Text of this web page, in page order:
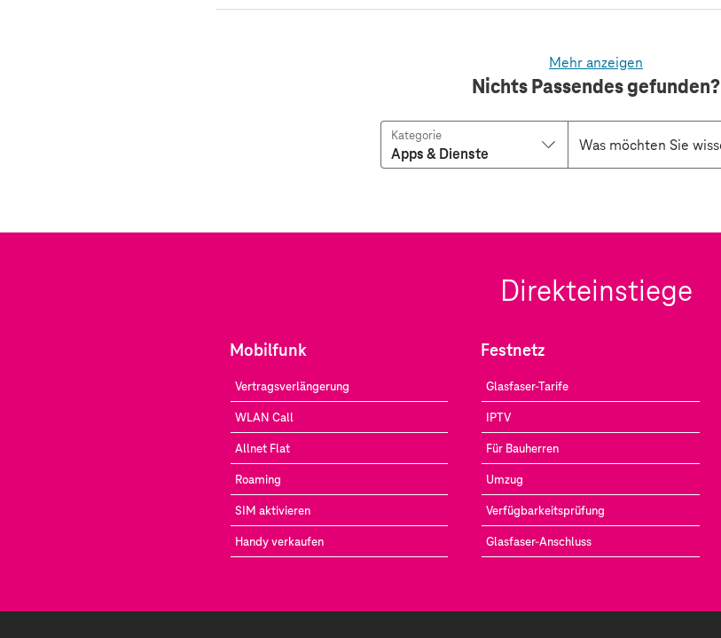
Mehr anzeigen
Nichts Passendes gefunden?
Apps & Dienste
Kategorie
Direkteinstiege
Mobilfunk
Vertragsverlängerung
WLAN Call
Allnet Flat
Roaming
SIM aktivieren
Handy verkaufen
Festnetz
Glasfaser-Tarife
IPTV
Für Bauherren
Umzug
Verfügbarkeitsprüfung
Glasfaser-Anschluss